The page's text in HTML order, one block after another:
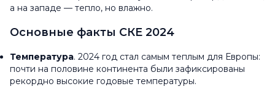
а на западе — тепло, но влажно.
Основные факты СКЕ 2024
Температура. 2024 год стал самым теплым для Европы:
почти на половине континента были зафиксированы
рекордно высокие годовые температуры.